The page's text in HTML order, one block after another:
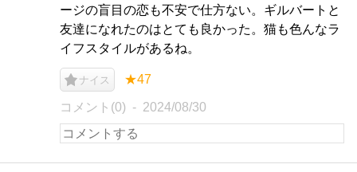
ージの盲目の恋も不安で仕方ない。ギルバートと
友達になれたのはとても良かった。猫も色んなラ
イフスタイルがあるね。
ナイス ★47
コメント(0) 2024/08/30